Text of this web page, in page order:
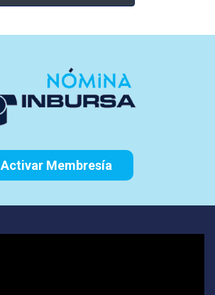
Activar Membresía